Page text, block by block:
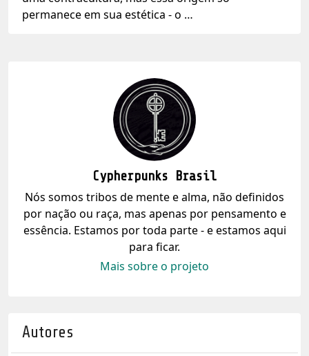
permanece em sua estética - o …
Cypherpunks Brasil
Nós somos tribos de mente e alma, não definidos
por nação ou raça, mas apenas por pensamento e
essência. Estamos por toda parte - e estamos aqui
para ficar.
Mais sobre o projeto
Autores